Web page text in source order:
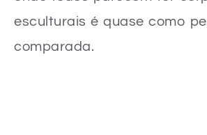
esculturais é quase como
comparada.